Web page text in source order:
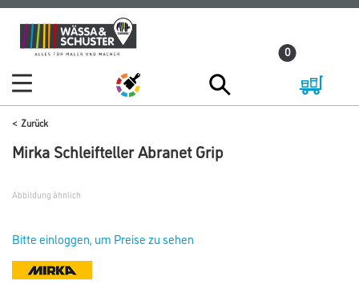
Zum
Inhalt
Zum
Navigationsmenü
0
Zurück
Mirka Schleifteller Abranet Grip
Abbildung ähnlich
Bitte einloggen, um Preise zu sehen